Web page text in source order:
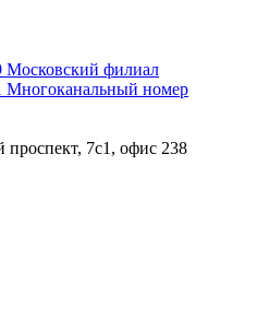
Московский филиал
Многоканальный номер
7с1, офис 238